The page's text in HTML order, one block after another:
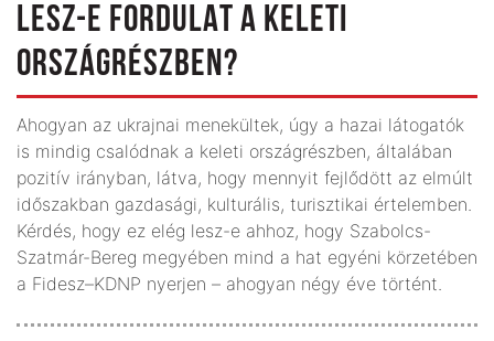
LESZ-E FORDULAT A KELETI
ORSZÁGRÉSZBEN?
Ahogyan az ukrajnai menekültek, úgy a hazai látogatók
is mindig csalódnak a keleti országrészben, általában
pozitív irányban, látva, hogy mennyit fejlődött az elmúlt
időszakban gazdasági, kulturális, turisztikai értelemben.
Kérdés, hogy ez elég lesz-e ahhoz, hogy Szabolcs-
Szatmár-Bereg megyében mind a hat egyéni körzetében
a Fidesz–KDNP nyerjen – ahogyan négy éve történt.